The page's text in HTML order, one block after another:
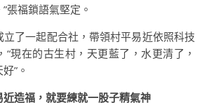
張福鎖語氣堅定。
了一起配合社，帶領村平易近依照科技
現在的古生村，天更藍了，水更清了，
”。
造福，就要練就一股子精氣神